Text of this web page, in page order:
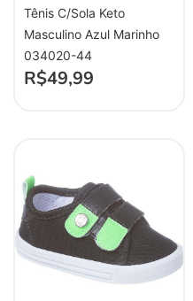
Tênis C/Sola Keto
Masculino Azul Marinho
034020-44
R$49,99